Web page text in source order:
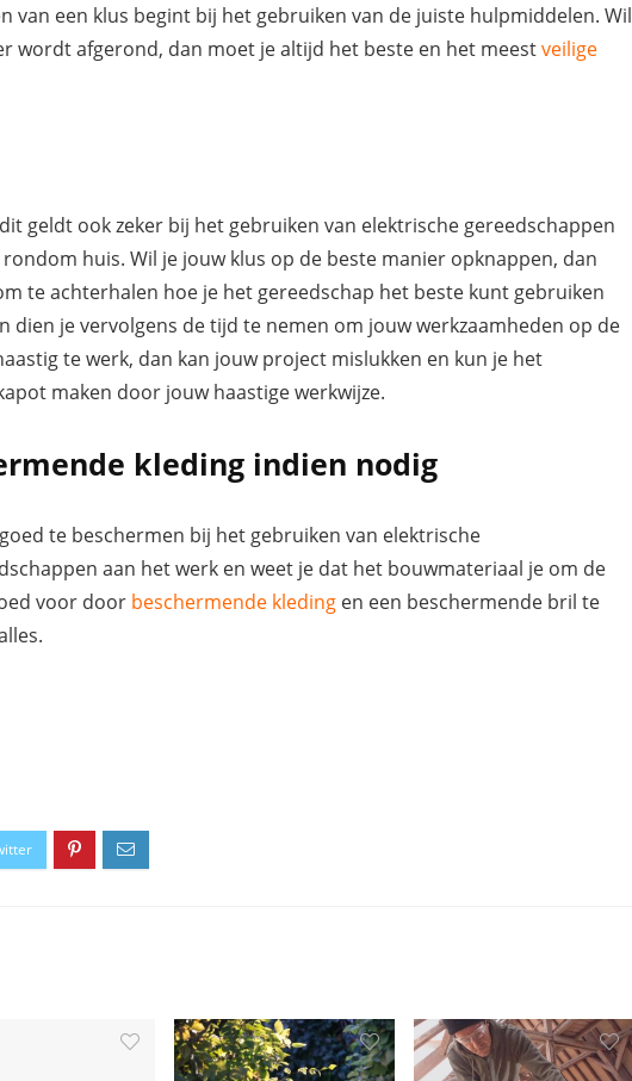
van een klus begint bij het gebruiken van de juiste hulpmiddelen. Wil
wordt afgerond, dan moet je altijd het beste en het meestveilige
geldt ook zeker bij het gebruiken van elektrische gereedschappen
huis. Wil je jouw klus op de beste manier opknappen, dan
te achterhalen hoe je het gereedschap het beste kunt gebruiken
dien je vervolgens de tijd te nemen om jouw werkzaamheden op de
te werk, dan kan jouw project mislukken en kun je het
maken door jouw haastige werkwijze.
kleding indien nodig
te beschermen bij het gebruiken van elektrische
aan het werk en weet je dat het bouwmateriaal je om de
voor door beschermende kleding en een beschermende bril te